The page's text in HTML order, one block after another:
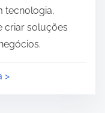
tecnologia,
criar soluções
>